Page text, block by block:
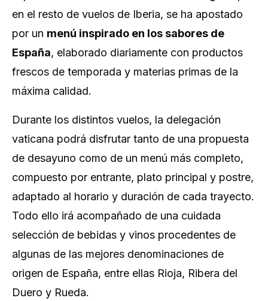
en el resto de vuelos de Iberia, se ha apostado
por un menú inspirado en los sabores de
España, elaborado diariamente con productos
frescos de temporada y materias primas de la
máxima calidad.
Durante los distintos vuelos, la delegación
vaticana podrá disfrutar tanto de una propuesta
de desayuno como de un menú más completo,
compuesto por entrante, plato principal y postre,
adaptado al horario y duración de cada trayecto.
Todo ello irá acompañado de una cuidada
selección de bebidas y vinos procedentes de
algunas de las mejores denominaciones de
origen de España, entre ellas Rioja, Ribera del
Duero y Rueda.